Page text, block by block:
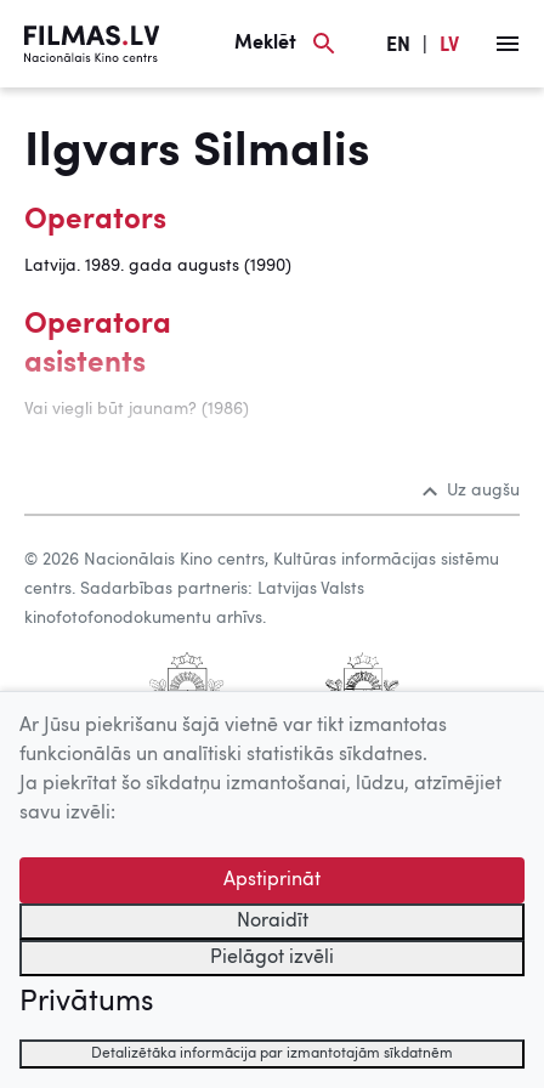
Meklēt EN LV
Ilgvars Silmalis
Operators
Latvija. 1989. gada augusts (1990)
Operatora
asistents
Vai viegli būt jaunam? (1986)
Uz augšu
© 2026 Nacionālais Kino centrs, Kultūras informācijas sistēmu
centrs. Sadarbības partneris: Latvijas Valsts
kinofotofonodokumentu arhīvs.
Ar Jūsu piekrišanu šajā vietnē var tikt izmantotas
funkcionālās un analītiski statistikās sīkdatnes.
Ja piekrītat šo sīkdatņu izmantošanai, lūdzu, atzīmējiet
savu izvēli:
Apstiprināt
Noraidīt
Pielāgot izvēli
Privātums
Detalizētāka informācija par izmantotajām sīkdatnēm